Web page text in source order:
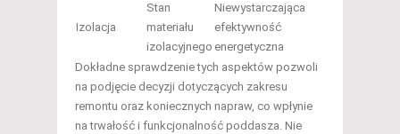
Izolacja
Stan
materiału
izolacyjnego
Niewystarczająca
efektywność
energetyczna
Dokładne sprawdzenie tych aspektów pozwoli
na podjęcie decyzji dotyczących zakresu
remontu oraz koniecznych napraw, co wpłynie
na trwałość i funkcjonalność poddasza. Nie